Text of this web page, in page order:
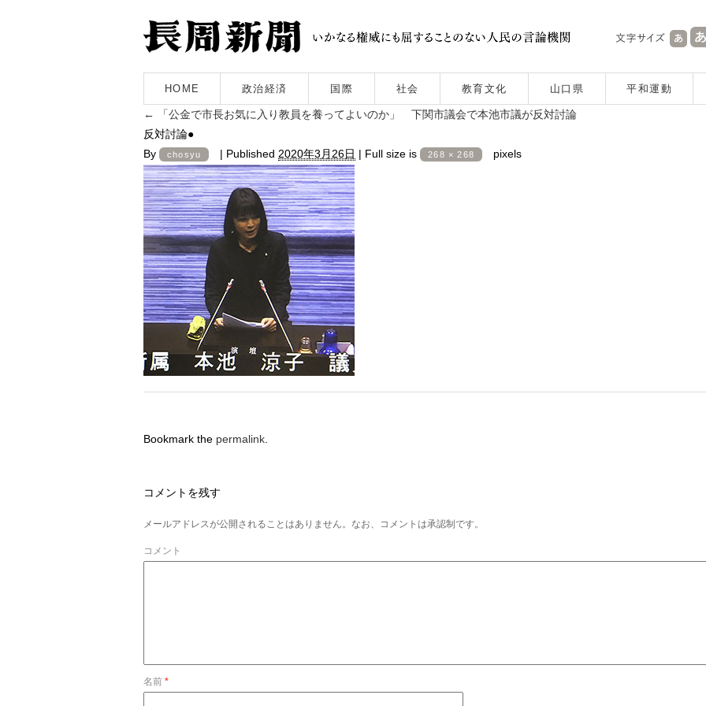
HOME 政治経済 国際 社会 教育文化 山口県 平和運動
←
「公金で市長お気に入り教員を養ってよいのか」 下関市議会で本池市議が反対討論
反対討論●
By
chosyu | Published 2020年3月26日 | Full size is 268 × 268 pixels
Bookmark the permalink
コメントを残す
メールアドレスが公開されることはありません。なお、コメントは承認制です。
コメント
名前 *